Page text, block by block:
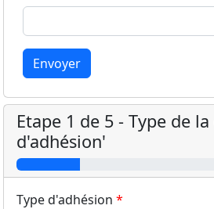
Envoyer
Etape 1 de 5 - Type de
d'adhésion'
Type d'adhésion